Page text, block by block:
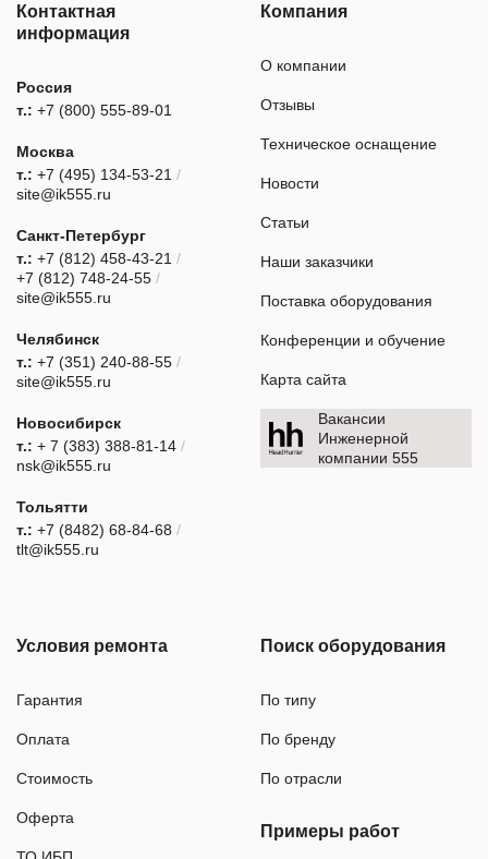
Контактная
информация
Россия
т.: +7 (800) 555-89-01
Москва
т.: +7 (495) 134-53-21 /
site@ik555.ru
Санкт-Петербург
т.: +7 (812) 458-43-21 /
+7 (812) 748-24-55 /
site@ik555.ru
Челябинск
т.: +7 (351) 240-88-55 /
site@ik555.ru
Новосибирск
т.: + 7 (383) 388-81-14 /
nsk@ik555.ru
Тольятти
т.: +7 (8482) 68-84-68 /
tlt@ik555.ru
Компания
О компании
Отзывы
Техническое оснащение
Новости
Статьи
Наши заказчики
Поставка оборудования
Конференции и обучение
Карта сайта
Вакансии
Инженерной
компании 555
Условия ремонта
Гарантия
Оплата
Стоимость
Оферта
Поиск оборудования
По типу
По бренду
По отрасли
Примеры работ